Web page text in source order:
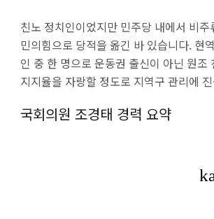
친노 정치인이었지만 민주당 내에서 비
민의힘으로 당적을 옮긴 바 있습니다. 현
인 중 한 명으로 운동권 출신이 아닌 원
지지율을 자랑할 정도로 지역구 관리에
국회의원 조경태 경력 요약